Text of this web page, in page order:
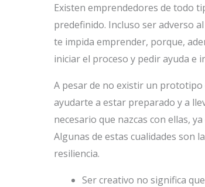
Existen emprendedores de todo
predefinido. Incluso ser adverso
te impida emprender, porque,
iniciar el proceso y pedir ayuda e
A pesar de no existir un prototipo
ayudarte a estar preparado y a
necesario que nazcas con ellas,
Algunas de estas cualidades son
resiliencia.
Ser creativo no significa